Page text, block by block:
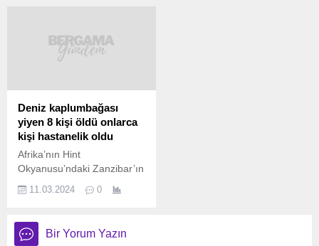
insani yardım ulaştırılmasını
istiyor. Gazze’nin
Kampı’nda sokağa dökülen
öfkeli kalabalık “Yemek
istiyoruz”, “Yaşamak
istiyoruz” ve “Halk bir torba
un istiyor” sloganları attı....
Deniz kaplumbağası
yiyen 8 kişi öldü onlarca
kişi hastanelik oldu
Afrika’nın Hint
Okyanusu’ndaki Zanzibar’ın
kaplumbağası eti yiyen 78
çocuk ve 1 yetişkin ise
hayatını kaybetti. Zanzibar
11.03.2024 0
Bir Yorum Yazın